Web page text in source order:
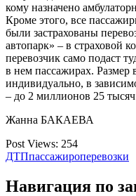
кому назначено
Кроме этого, все
были застрахованы
автопарк» – в страховой
перевозчик само подаст
в нем пассажирах. Размер
индивидуально, в
– до 2 миллионов 25
Жанна БАКАЕВА
Post Views: 254
ДТПпассажироперевозки
Навигация по